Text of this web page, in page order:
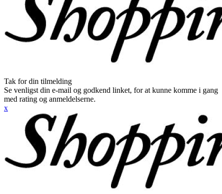
Tak for din tilmelding
Se venligst din e-mail og godkend linket, for at kunne komme i gang
med rating og anmeldelserne.
x